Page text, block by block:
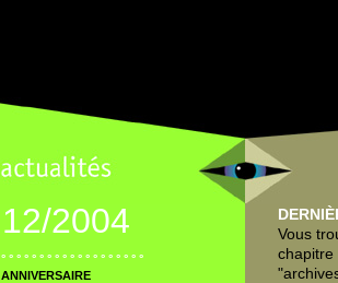
12/2004
° ° ° ° ° ° ° ° ° ° ° ° ° ° ° ° ° ° °
ANNIVERSAIRE
Vous
chapitre